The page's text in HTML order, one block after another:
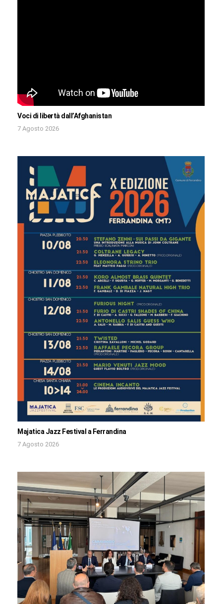
Voci di libertà dall’Afghanistan
7 Agosto 2026
Majatica Jazz Festival a Ferrandina
7 Agosto 2026